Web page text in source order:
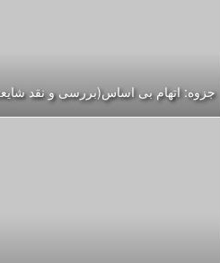
جزوه: اتهام بی اساس(بررسی و نقد